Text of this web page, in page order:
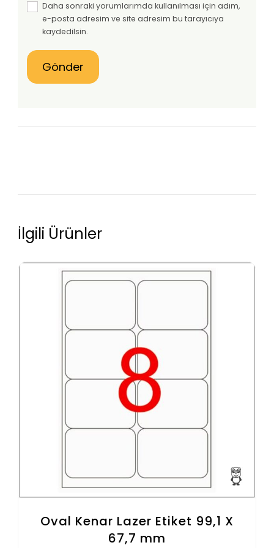
Daha sonraki yorumlarımda kullanılması için adım,
e-posta adresim ve site adresim bu tarayıcıya
kaydedilsin.
İlgili Ürünler
Oval Kenar Lazer Etiket 99,1 X
67,7 mm